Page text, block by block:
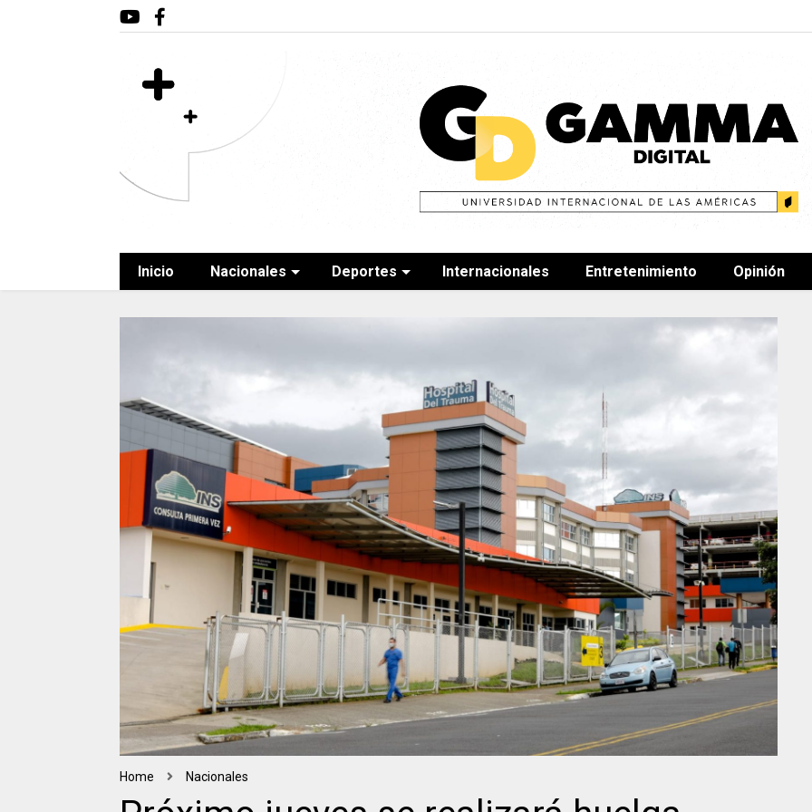
Inicio Nacionales Deportes Internacionales Entretenimiento Opinión
Home Nacionales